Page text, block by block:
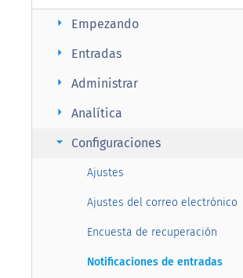
Empezando
arrow_right
Entradas
arrow_right
Administrar
arrow_right
Analítica
arrow_right
Configuraciones
arrow_right
Ajustes
Ajustes del correo electrónico
Encuesta de recuperación
Notificaciones de entradas